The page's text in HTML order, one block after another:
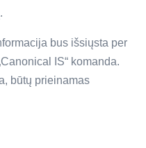
bus išsiųsta per
IS“ komanda.
būtų prieinamas